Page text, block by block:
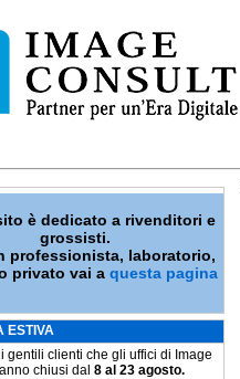
è dedicato a rivenditori e
grossisti.
professionista, laboratorio,
privato vai a questa pagina
ESTIVA
i gentili clienti che gli uffici di Image
chiusi dal 8 al 23 agosto.